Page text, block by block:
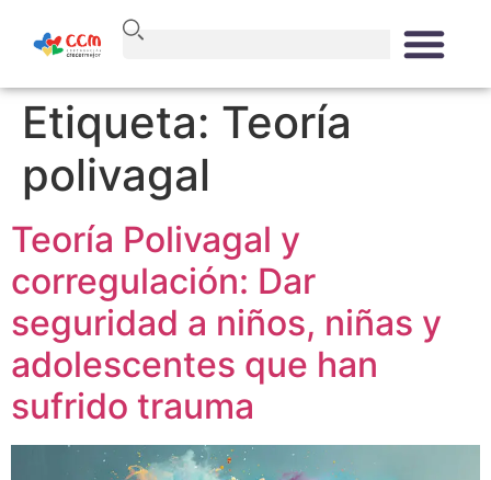
Etiqueta: Teoría
polivagal
Teoría Polivagal y
corregulación: Dar
seguridad a niños, niñas y
adolescentes que han
sufrido trauma